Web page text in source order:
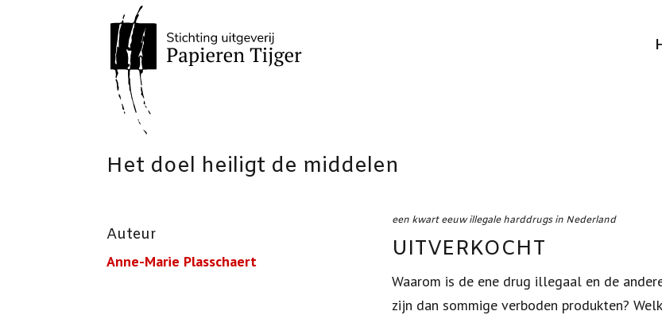
Het doel heiligt de middelen
Auteur
Anne-Marie Plasschaert
een kwart eeuw illegale harddrugs in Nederland
UITVERKOCHT
Waarom is de ene drug illegaal en de
zijn dan sommige verboden produkten?